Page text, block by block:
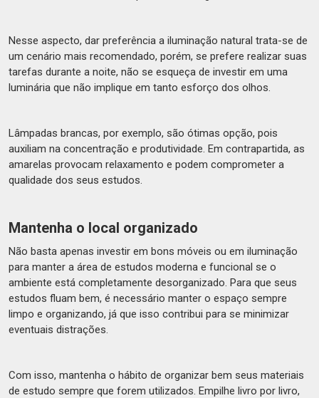
Nesse aspecto, dar preferência a iluminação natural trata-se de
um cenário mais recomendado, porém, se prefere realizar suas
tarefas durante a noite, não se esqueça de investir em uma
luminária que não implique em tanto esforço dos olhos.
Lâmpadas brancas, por exemplo, são ótimas opção, pois
auxiliam na concentração e produtividade. Em contrapartida, as
amarelas provocam relaxamento e podem comprometer a
qualidade dos seus estudos.
Mantenha o local organizado
Não basta apenas investir em bons móveis ou em iluminação
para manter a área de estudos moderna e funcional se o
ambiente está completamente desorganizado. Para que seus
estudos fluam bem, é necessário manter o espaço sempre
limpo e organizando, já que isso contribui para se minimizar
eventuais distrações.
Com isso, mantenha o hábito de organizar bem seus materiais
de estudo sempre que forem utilizados. Empilhe livro por livro,